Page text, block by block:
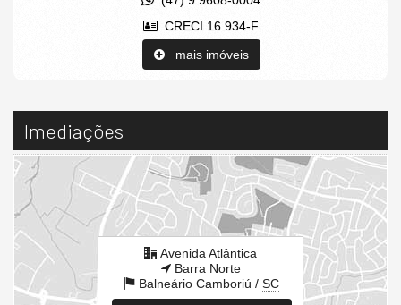
CRECI 16.934-F
mais imóveis
Imediações
Avenida Atlântica
Barra Norte
Balneário Camboriú / SC